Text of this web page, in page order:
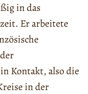
in das
Er arbeitete
Kontakt, also die
in der